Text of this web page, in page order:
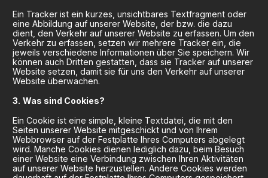
Ein Tracker ist ein kurzes, unsichtbares Textfragment oder
eine Abbildung auf unserer Website, der bzw. die dazu
dient, den Verkehr auf unserer Website zu erfassen. Um den
Verkehr zu erfassen, setzen wir mehrere Tracker ein, die
jeweils verschiedene Informationen über Sie speichern. Wir
können auch Dritten gestatten, dass sie Tracker auf unserer
Website setzen, damit sie für uns den Verkehr auf unserer
Website überwachen.
Was sind Cookies?
Ein Cookie ist eine simple, kleine Textdatei, die mit den
Seiten unserer Website mitgeschickt und von Ihrem
Webbrowser auf der Festplatte Ihres Computers abgelegt
wird. Manche Cookies dienen lediglich dazu, beim Besuch
einer Website eine Verbindung zwischen Ihren Aktivitäten
auf unserer Website herzustellen. Andere Cookies werden